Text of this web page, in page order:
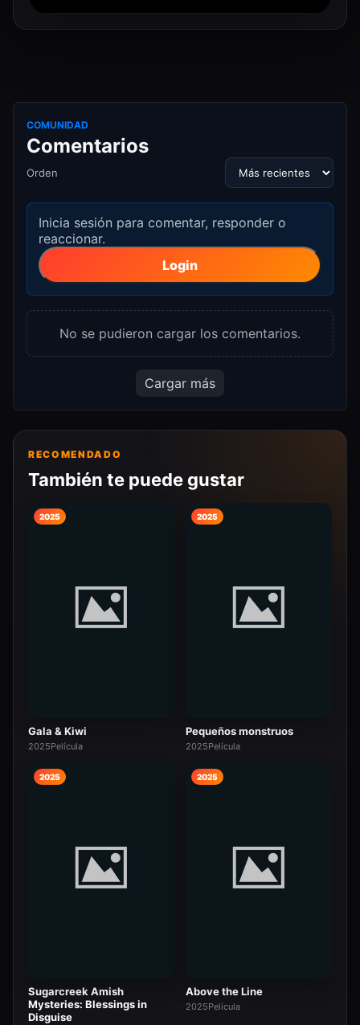
COMUNIDAD
Comentarios
Orden
Inicia sesión para comentar, responder o
reaccionar.
Login
No se pudieron cargar los comentarios.
Cargar más
RECOMENDADO
También te puede gustar
2025
Gala & Kiwi
2025Película
2025
Pequeños monstruos
2025Película
2025
Sugarcreek Amish
Mysteries: Blessings in
Disguise
2025
Above the Line
2025Película